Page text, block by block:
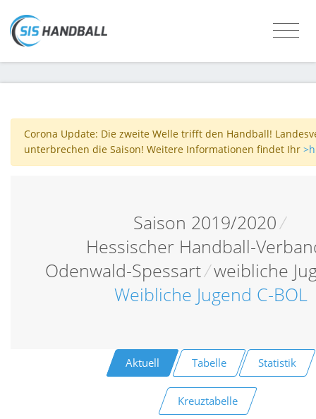
Corona Update: Die zweite Welle trifft den Handball!
unterbrechen die Saison! Weitere Informationen findet Ihr
Saison 2019/2020/
Hessischer Handball-
Odenwald-Spessart/weibliche
Weibliche Jugend C-BOL
Aktuell Tabelle Statistik
Kreuztabelle